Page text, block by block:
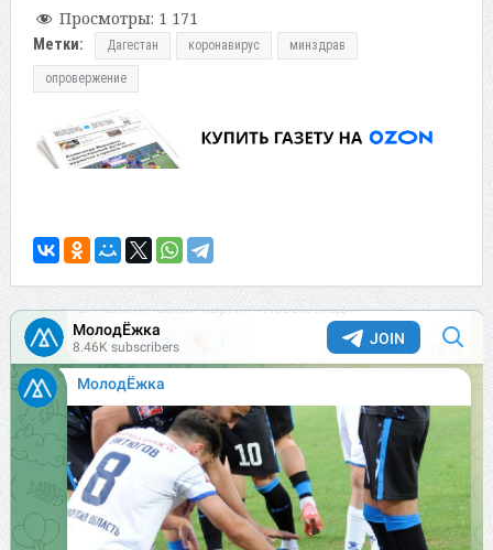
Просмотры: 1 171
Метки: Дагестан коронавирус минздрав
опровержение